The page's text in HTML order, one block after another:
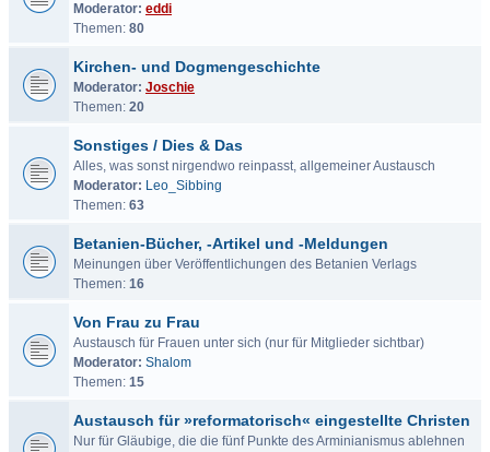
Moderator: eddi
Themen: 80
Kirchen- und Dogmengeschichte
Moderator: Joschie
Themen: 20
Sonstiges / Dies & Das
Alles, was sonst nirgendwo reinpasst, allgemeiner Austausch
Moderator: Leo_Sibbing
Themen: 63
Betanien-Bücher, -Artikel und -Meldungen
Meinungen über Veröffentlichungen des Betanien Verlags
Themen: 16
Von Frau zu Frau
Austausch für Frauen unter sich (nur für Mitglieder sichtbar)
Moderator: Shalom
Themen: 15
Austausch für »reformatorisch« eingestellte Christen
Nur für Gläubige, die die fünf Punkte des Arminianismus ablehnen